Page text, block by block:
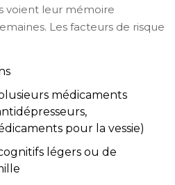
voient leur mémoire
Les facteurs de risque
médicaments
pour la vessie)
légers ou de